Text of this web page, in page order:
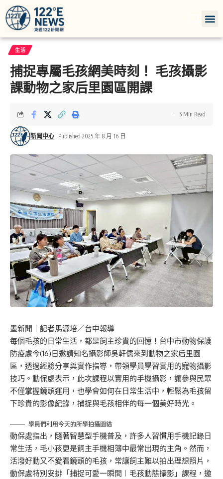
生活
捕捉專屬毛孩網美時刻！ 毛孩攝影
課動物之家后里園區開課
新聞中心 Published 2025 年 8 月 16 日
5 Min Read
墨新聞 ｜記者馬源培／台中報導
每個毛孩的日常生活，都是飼主珍貴的回憶！台中市動物保護
防疫處今(16)日邀請知名攝影師吳軒儒來到動物之家后里園
區，透過經驗分享與實作指導，帶領學員學習實用的寵物攝影
技巧。動保處表示，此次課程以實用的手機攝影，讓參與民眾
不僅掌握鏡頭運用，也學會如何在日常生活中，輕鬆為毛孩留
下珍貴的影像紀錄，捕捉與毛孩相伴的每一個美好時光。
學員們利用今天的所學拍攝園貓
動保處指出，隨著智慧型手機普及，許多人習慣用手機記錄日
常生活，毛小孩更是飼主手機相簿中最常出現的主角。然而，
活潑好動又不愛看鏡頭的毛孩，常讓飼主難以拍出理想照片，
動保處特別安排「捕捉可愛一瞬間︱毛孩動態攝影」課程，邀